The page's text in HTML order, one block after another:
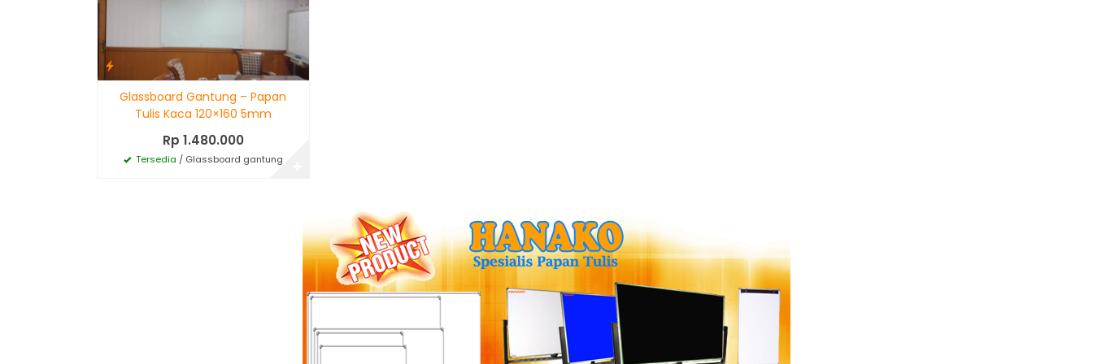
Glassboard Gantung – Papan
Tulis Kaca 120×160 5mm
Rp 1.480.000
Tersedia / Glassboard gantung